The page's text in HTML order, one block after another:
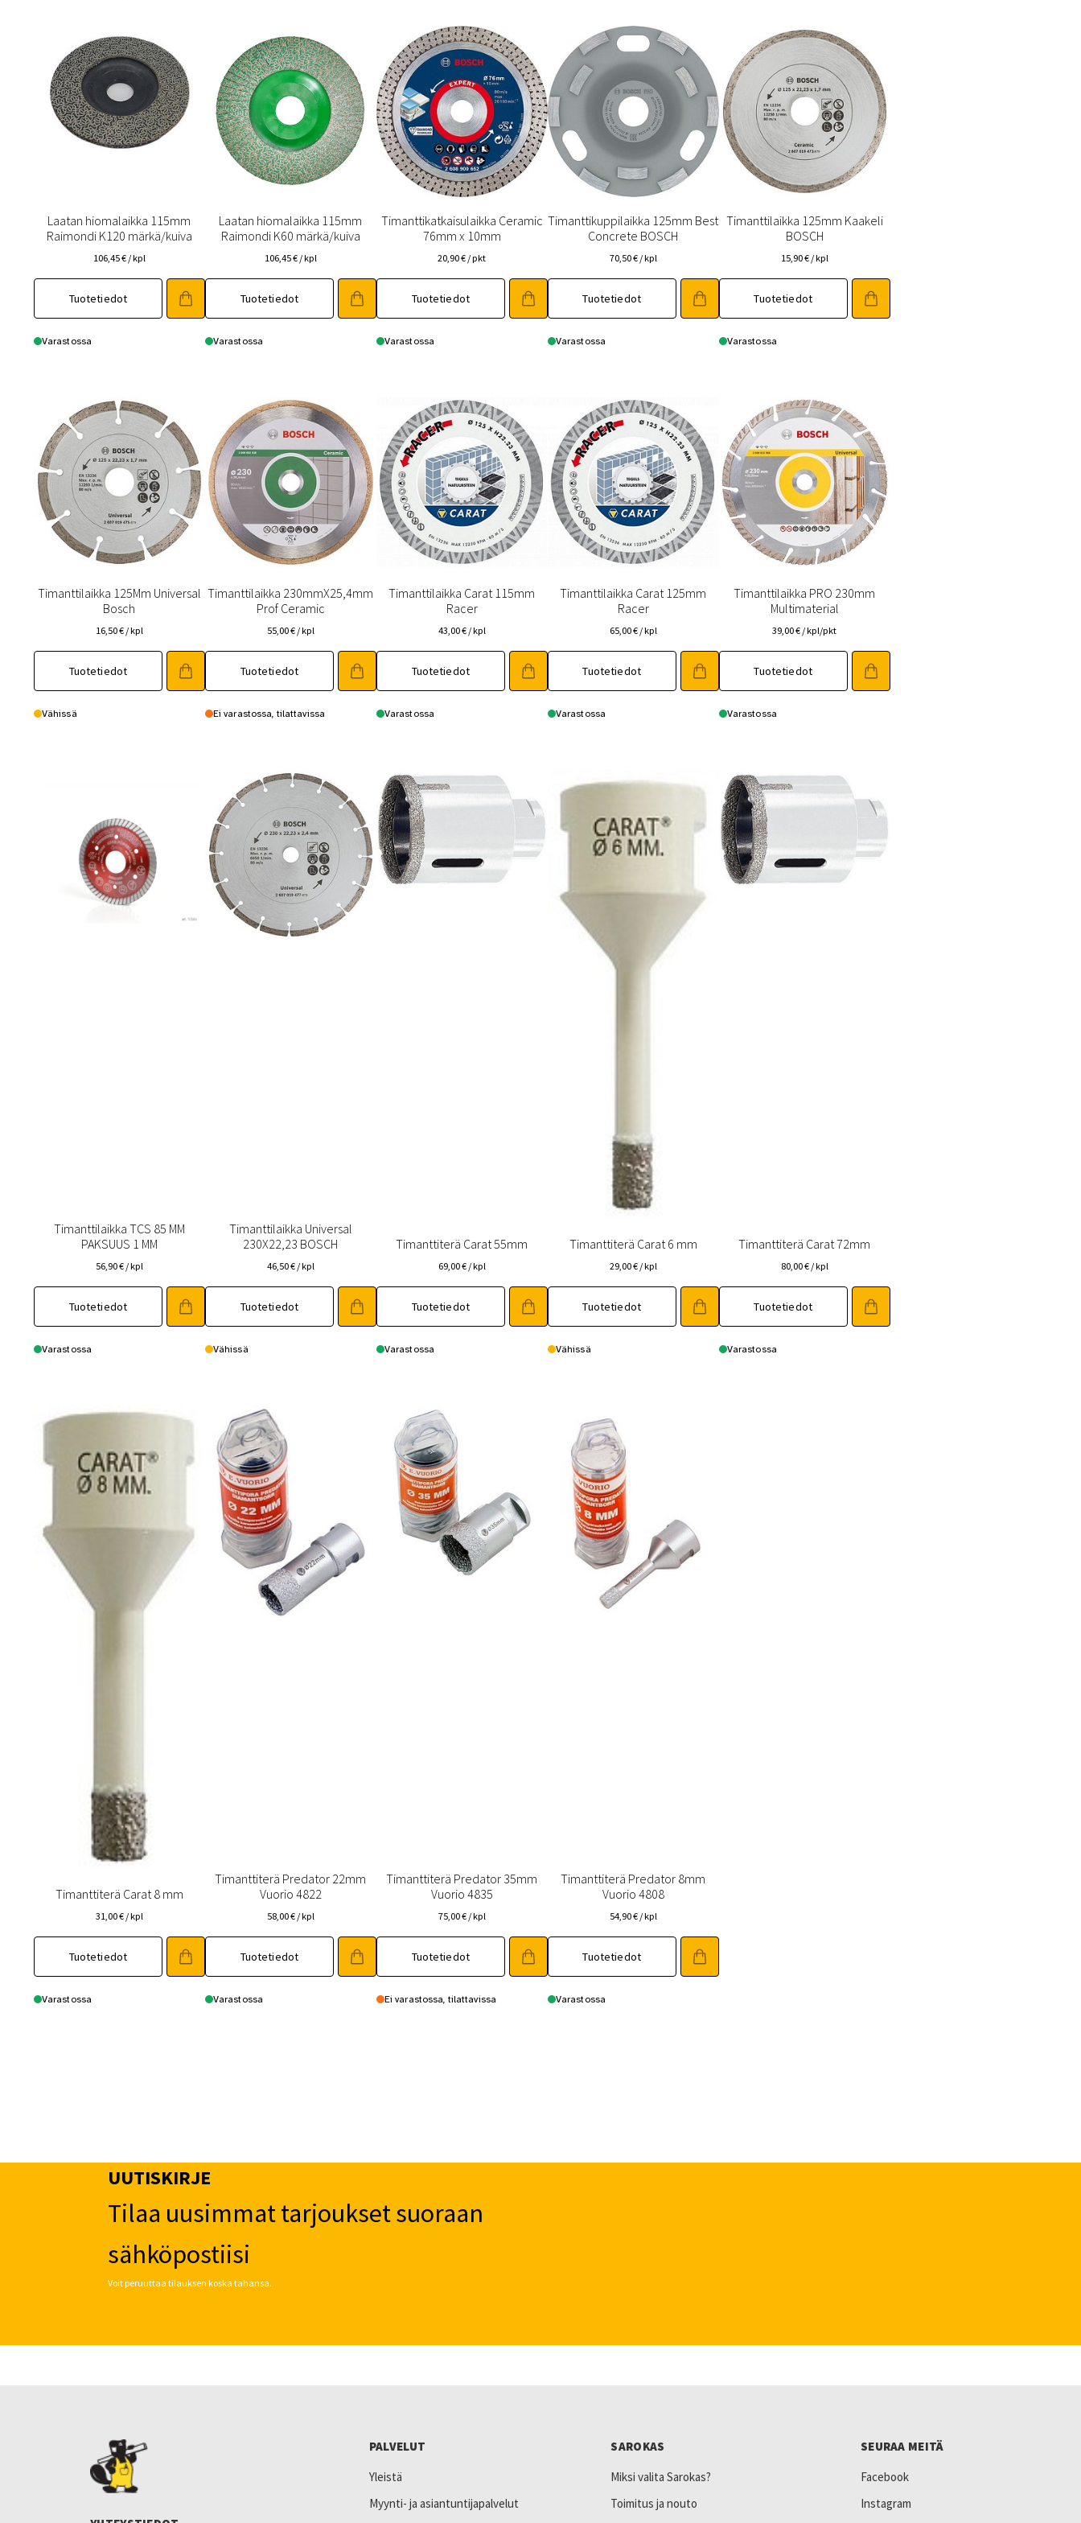
Laatan hiomalaikka 115mm
Raimondi K120 märkä/kuiva
106,45€ / kpl
Tuotetiedot
Varastossa
Laatan hiomalaikka 115mm
Raimondi K60 märkä/kuiva
106,45€ / kpl
Tuotetiedot
Varastossa
Timanttikatkaisulaikka Ceramic
76mm x 10mm
20,90€ / pkt
Tuotetiedot
Varastossa
Timanttikuppilaikka 125mm Best
Concrete BOSCH
70,50€ / kpl
Tuotetiedot
Varastossa
Timanttilaikka 125mm Kaakeli
BOSCH
15,90€ / kpl
Tuotetiedot
Varastossa
Timanttilaikka 125Mm Universal
Bosch
16,50€ / kpl
Tuotetiedot
Vähissä
Timanttilaikka 230mmX25,4mm
Prof Ceramic
55,00€ / kpl
Tuotetiedot
Ei varastossa, tilattavissa
Timanttilaikka Carat 115mm
Racer
43,00€ / kpl
Tuotetiedot
Varastossa
Timanttilaikka Carat 125mm
Racer
65,00€ / kpl
Tuotetiedot
Varastossa
Timanttilaikka PRO 230mm
Multimaterial
39,00€ / kpl/pkt
Tuotetiedot
Varastossa
Timanttilaikka TCS 85 MM
PAKSUUS 1 MM
56,90€ / kpl
Tuotetiedot
Varastossa
Timanttilaikka Universal
230X22,23 BOSCH
46,50€ / kpl
Tuotetiedot
Vähissä
Timanttiterä Carat 55mm
69,00€ / kpl
Tuotetiedot
Varastossa
Timanttiterä Carat 6 mm
29,00€ / kpl
Tuotetiedot
Vähissä
Timanttiterä Carat 72mm
80,00€ / kpl
Tuotetiedot
Varastossa
Timanttiterä Carat 8 mm
31,00€ / kpl
Tuotetiedot
Varastossa
Timanttiterä Predator 22mm
Vuorio 4822
58,00€ / kpl
Tuotetiedot
Varastossa
Timanttiterä Predator 35mm
Vuorio 4835
75,00€ / kpl
Tuotetiedot
Ei varastossa, tilattavissa
Timanttiterä Predator 8mm
Vuorio 4808
54,90€ / kpl
Tuotetiedot
Varastossa
UUTISKIRJE
Tilaa uusimmat tarjoukset suoraan
sähköpostiisi
Voit peruuttaa tilauksen koska tahansa.
PALVELUT
Yleistä
Myynti- ja asiantuntijapalvelut
SAROKAS
Miksi valita Sarokas?
Toimitus ja nouto
SEURAA MEITÄ
Facebook
Instagram